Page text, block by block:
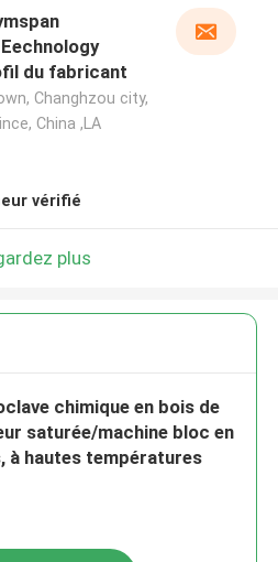
du fabricant
Changhzou city,
China ,LA
vérifié
plus
chimique en bois de
saturée/machine bloc en
à hautes températures